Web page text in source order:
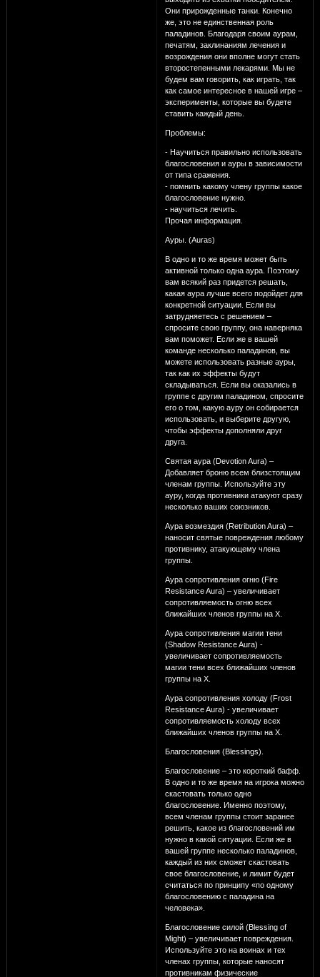
Они прирожденные танки. Конечно
же, это не единственная роль
паладинов. Благодаря своим аурам,
печатям, заклинаниям лечения и
возрождения они вполне могут стать
второстепенными лекарями. Мы не
будем вам говорить, как играть, так
как самое интересное в нашей игре –
эксперименты, которые вы будете
ставить каждый день.
Проблемы:
- Научиться правильно использовать
благословения и ауры в зависимости
от типа сражения.
- помнить какому члену группы какое
благословение нужно.
- научиться лечить.
Прочая информация.
Ауры. (Auras)
В одно и то же время может быть
активной только одна аура. Поэтому
вам всякий раз придется решать,
какая аура лучше всего подойдет для
конкретной ситуации. Если вы
затрудняетесь с решением –
спросите свою группу, она наверняка
вам поможет. Если же в вашей
команде несколько паладинов, вы
можете использовать разные ауры,
так как их эффекты будут
складываться. Если вы оказались в
группе с другим паладином, спросите
его о том, какую ауру он собирается
использовать, и выберите другую,
чтобы эффекты дополняли друг
друга.
Святая аура (Devotion Aura) –
Добавляет броню всем близстоящим
членам группы. Используйте эту
ауру, когда противники атакуют сразу
несколько ваших союзников.
Аура возмездия (Retribution Aura) –
наносит святые повреждения любому
противнику, атакующему члена
группы.
Аура сопротивления огню (Fire
Resistance Aura) – увеличивает
сопротивляемость огню всех
ближайших членов группы на Х.
Аура сопротивления магии тени
(Shadow Resistance Aura) -
увеличивает сопротивляемость
магии тени всех ближайших членов
группы на Х.
Аура сопротивления холоду (Frost
Resistance Aura) - увеличивает
сопротивляемость холоду всех
ближайших членов группы на Х.
Благословения (Blessings).
Благословение – это короткий бафф.
В одно и то же время на игрока можно
скастовать только одно
благословение. Именно поэтому,
всем членам группы стоит заранее
решить, какое из благословений им
нужно в какой ситуации. Если же в
вашей группе несколько паладинов,
каждый из них сможет скастовать
свое благословение, и лимит будет
считаться по принципу «по одному
благословению с паладина на
человека».
Благословение силой (Blessing of
Might) – увеличивает повреждения.
Используйте это на воинах и тех
членах группы, которые наносят
противникам физические